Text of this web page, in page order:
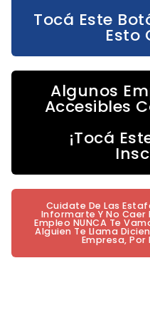
Tocá Este
Esto
Algunos
Accesibles
¡Tocá
Cuidate De Las
Informarte Y No Caer
Empleo NUNCA Te
Alguien Te Llama
Empresa,